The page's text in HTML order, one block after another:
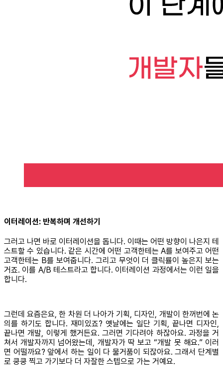
이터레이션: 반복하며 개선하기
그러고 나면 바로 이터레이션을 돕니다. 이때는 어떤 방향이 나은지 테
스트할 수 있습니다. 같은 시간에 어떤 고객한테는 A를 보여주고 어떤
고객한테는 B를 보여줍니다. 그리고 무엇이 더 클릭률이 높은지 보는
거죠. 이를 A/B 테스트라고 합니다. 이터레이션 과정에서는 이런 일을
합니다.
그런데 요즘은요, 한 차원 더 나아가 기획, 디자인, 개발이 한꺼번에 논
의를 하기도 합니다. 재미있죠? 옛날에는 일단 기획, 끝나면 디자인,
끝나면 개발, 이렇게 했거든요. 그러면 기다려야 하잖아요. 과정을 거
쳐서 개발자까지 넘어왔는데, 개발자가 딱 보고 “개발 못 해요.” 이러
면 어떨까요? 앞에서 하는 일이 다 물거품이 되잖아요. 그래서 단계별
로 쿵쿵 찍고 가기보다 더 자잘한 스텝으로 가는 거예요.